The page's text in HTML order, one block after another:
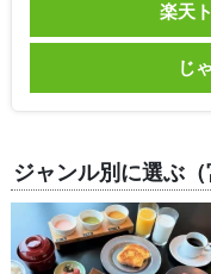
楽天
じ
ジャンル別に選ぶ（